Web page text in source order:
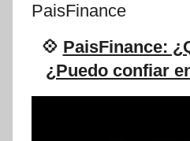
internet
Estafado.com
PaisFinance
💠 PaisFinance:
¿Puedo confiar